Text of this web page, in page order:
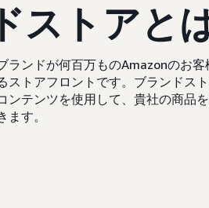
ストアと
ランドが何百万ものAmazonのお
ストアフロントです。ブランドス
ンテンツを使用して、貴社の商品
す。